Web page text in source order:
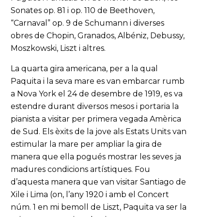
Sonates op. 81 i op. 110 de Beethoven,
“Carnaval” op. 9 de Schumann i diverses
obres de Chopin, Granados, Albéniz, Debussy,
Moszkowski, Liszt i altres.
La quarta gira americana, per a la qual
Paquita i la seva mare es van embarcar rumb
a Nova York el 24 de desembre de 1919, es va
estendre durant diversos mesos i portaria la
pianista a visitar per primera vegada Amèrica
de Sud. Els èxits de la jove als Estats Units van
estimular la mare per ampliar la gira de
manera que ella pogués mostrar les seves ja
madures condicions artístiques. Fou
d’aquesta manera que van visitar Santiago de
Xile i Lima (on, l’any 1920 i amb el Concert
núm. 1 en mi bemoll de Liszt, Paquita va ser la